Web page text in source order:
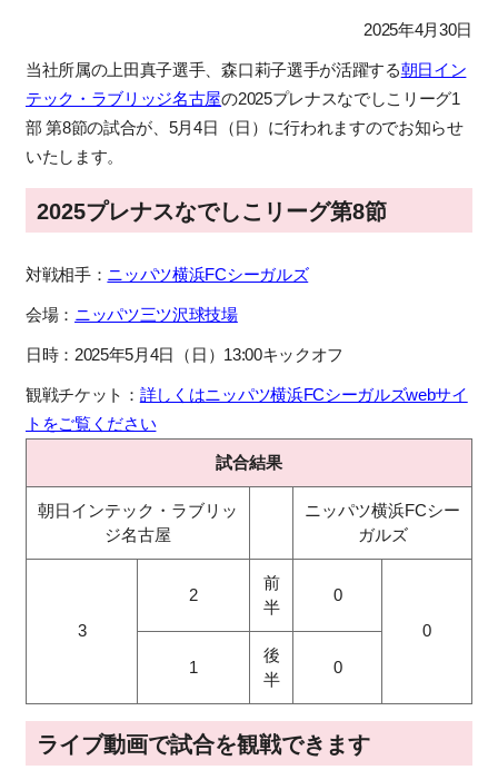
2025年4月30日
当社所属の上田真子選手、森口莉子選手が活躍する朝日イン
テック・ラブリッジ名古屋の2025プレナスなでしこリーグ1
部 第8節の試合が、5月4日（日）に行われますのでお知らせ
いたします。
2025プレナスなでしこリーグ第8節
対戦相手： ニッパツ横浜FCシーガルズ
会場： ニッパツ三ツ沢球技場
日時：2025年5月4日（日）13:00キックオフ
観戦チケット： 詳しくはニッパツ横浜FCシーガルズwebサイ
トをご覧ください
試合結果
朝日インテック・ラブリッ
ジ名古屋
ニッパツ横浜FCシー
ガルズ
3
2
前
半
0
0
1
後
半
0
ライブ動画で試合を観戦できます